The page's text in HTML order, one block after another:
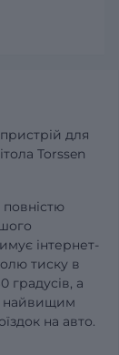
для
Torssen
інтернет-
тиску в
градусів, а
найвищим
на авто.